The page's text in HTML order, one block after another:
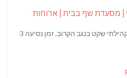
| מסעדת שף בבית | ארוחות
שקט בנגב הקרוב, זמן נסיעה 3